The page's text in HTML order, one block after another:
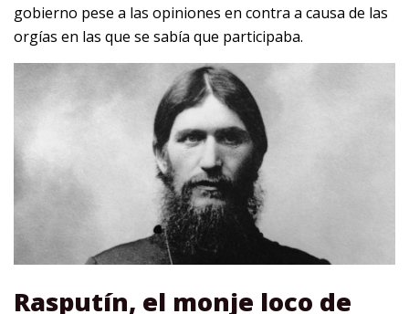
gobierno pese a las opiniones en contra a causa de las
orgías en las que se sabía que participaba.
Rasputín, el monje loco de